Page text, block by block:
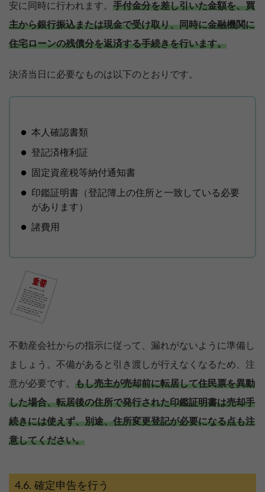
安に同時に行われます。 手付金分を差し引いた金額を、買
主から銀行振込または現金で受け取り、同時に金融機関に
住宅ローンの残債分を返済する手続きを行います。
決済当日に必要なものは以下のとおりです。
本人確認書類
登記済権利証
固定資産税等納付通知書
印鑑証明書（登記簿上の住所と一致している必要
があります）
諸費用
不動産会社からの指示に従って、漏れがないように準備し
ましょう。不備があると引き渡しが行えなくなるため、注
意が必要です。 もし売主が売却前に転居して住民票を異動
した場合、転居後の住所で発行された印鑑証明書は売却手
続きには使えず、別途、住所変更登記が必要になる点も注
意してください。
確定申告を行う